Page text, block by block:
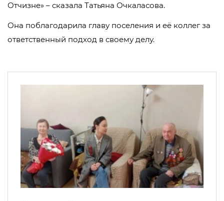
Отчизне» – сказала Татьяна Очкаласова.
Она поблагодарила главу поселения и её коллег за
ответственный подход в своему делу.